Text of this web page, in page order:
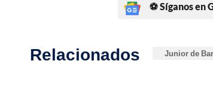
⚽ Síganos
Relacionados Junior de